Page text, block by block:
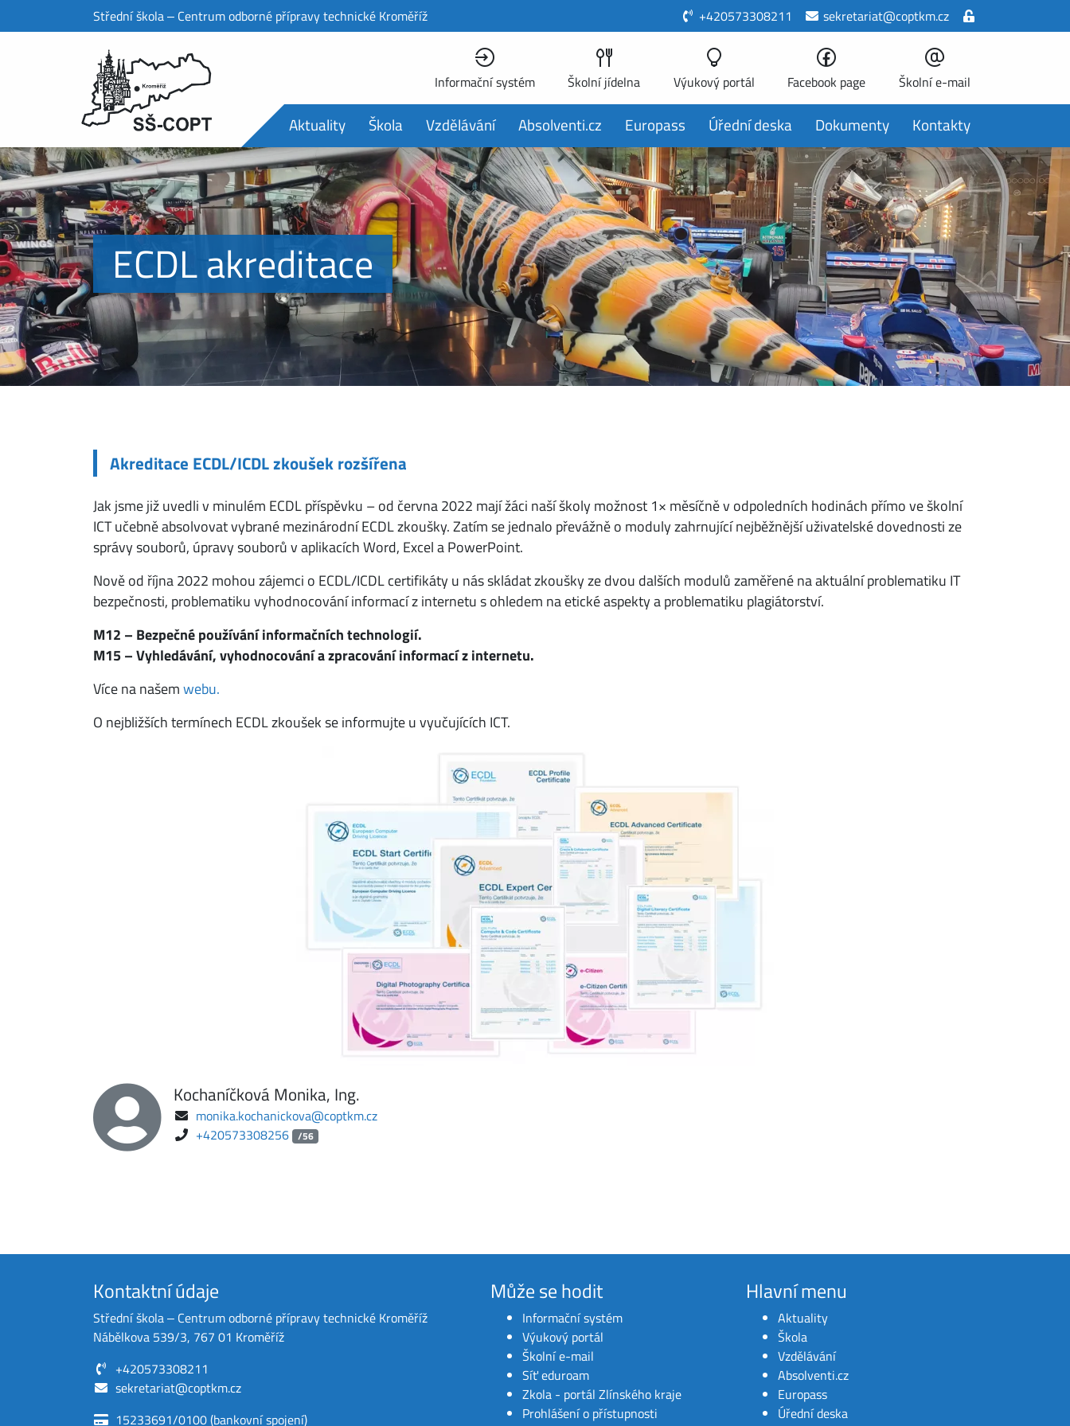
Střední škola ‒ Centrum odborné přípravy technické Kroměříž +420573308211 sekretariat@coptkm.cz
Informační systém Školní jídelna Výukový portál Facebook page Školní e-mail
Aktuality Škola Vzdělávání Absolventi.cz Europass Úřední deska Dokumenty Kontakty
ECDL akreditace
Akreditace ECDL/ICDL zkoušek rozšířena
Jak jsme již uvedli v minulém ECDL příspěvku – od června 2022 mají žáci naší školy možnost 1× měsíčně v odpoledních hodinách přímo ve školní
ICT učebně absolvovat vybrané mezinárodní ECDL zkoušky. Zatím se jednalo převážně o moduly zahrnující nejběžnější uživatelské dovednosti ze
správy souborů, úpravy souborů v aplikacích Word, Excel a PowerPoint.
Nově od října 2022 mohou zájemci o ECDL/ICDL certifikáty u nás skládat zkoušky ze dvou dalších modulů zaměřené na aktuální problematiku IT
bezpečnosti, problematiku vyhodnocování informací z internetu s ohledem na etické aspekty a problematiku plagiátorství.
M12 – Bezpečné používání informačních technologií.
M15 – Vyhledávání, vyhodnocování a zpracování informací z internetu.
Více na našemwebu.
O nejbližších termínech ECDL zkoušek se informujte u vyučujících ICT.
Kochaníčková Monika, Ing.
monika.kochanickova@coptkm.cz
+420573308256 /56
Kontaktní údaje
Střední škola ‒ Centrum odborné přípravy technické Kroměříž
Nábělkova 539/3, 767 01 Kroměříž
+420573308211
sekretariat@coptkm.cz
15233691/0100 (bankovní spojení)
Může se hodit
Informační systém
Výukový portál
Školní e-mail
Síť eduroam
Zkola - portál Zlínského kraje
Prohlášení o přístupnosti
Hlavní menu
Aktuality
Škola
Vzdělávání
Absolventi.cz
Europass
Úřední deska